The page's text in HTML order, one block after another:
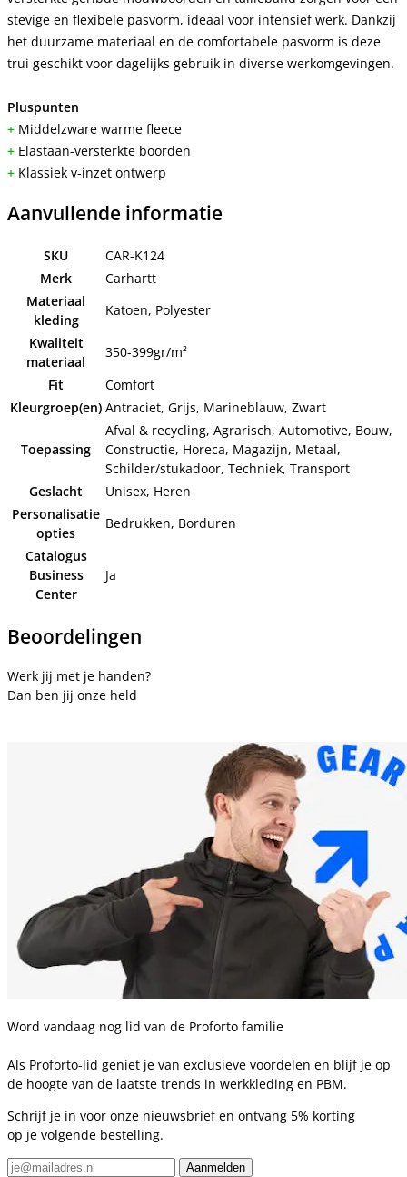
stevige en flexibele pasvorm, ideaal voor intensief werk. Dankzij
het duurzame materiaal en de comfortabele pasvorm is deze
trui geschikt voor dagelijks gebruik in diverse werkomgevingen.
Pluspunten
+ Middelzware warme fleece
+ Elastaan-versterkte boorden
+ Klassiek v-inzet ontwerp
Aanvullende informatie
SKU
CAR-K124
Merk
Carhartt
Materiaal
kleding
Katoen, Polyester
Kwaliteit
materiaal
350-399gr/m²
Fit
Comfort
Kleurgroep(en) Antraciet, Grijs, Marineblauw, Zwart
Toepassing
Afval & recycling, Agrarisch, Automotive, Bouw,
Constructie, Horeca, Magazijn, Metaal,
Schilder/stukadoor, Techniek, Transport
Geslacht
Unisex, Heren
Personalisatie
opties
Bedrukken, Borduren
Catalogus
Business
Center
Ja
Beoordelingen
Werk jij met je handen?
Dan ben jij onze held
Word vandaag nog lid van de Proforto familie
Als Proforto-lid geniet je van exclusieve voordelen en blijf je op
de hoogte van de laatste trends in werkkleding en PBM.
Schrijf je in voor onze nieuwsbrief en ontvang 5% korting
op je volgende bestelling.